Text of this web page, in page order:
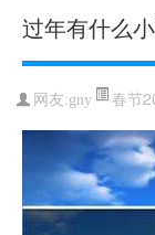
过年有什么
网友:gny 春节